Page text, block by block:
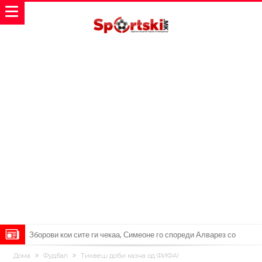
Зборови кои сите ги чекаа, Симеоне го спореди Алварез со
Гризман
Реал Мадрид ја прекинува потрагата по нов играч за врска
Дома Фудбал Тиквеш доби казна од ФИФА!